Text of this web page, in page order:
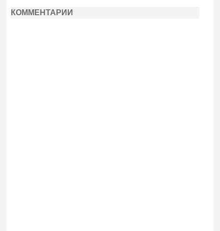
КОММЕНТАРИИ